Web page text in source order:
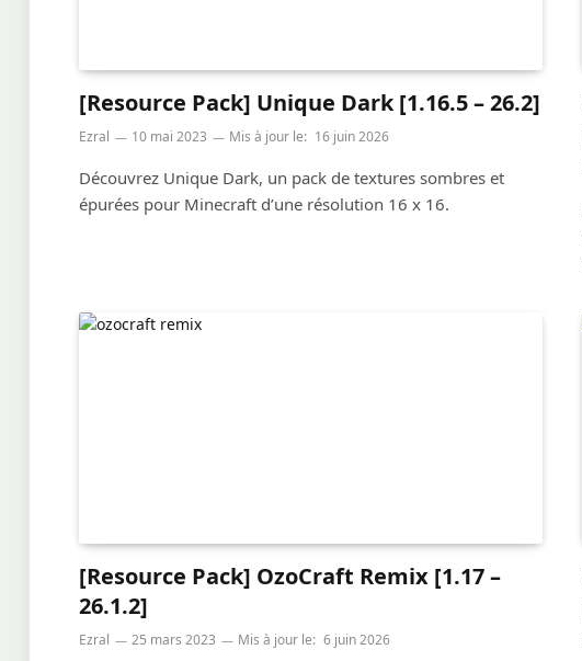
[Resource Pack] Unique Dark [1.16.5 – 26.2]
Ezral 10 mai 2023 Mis à jour le: 16 juin 2026
Découvrez Unique Dark, un pack de textures sombres et
épurées pour Minecraft d’une résolution 16 x 16.
[Resource Pack] OzoCraft Remix [1.17 –
26.1.2]
Ezral 25 mars 2023 Mis à jour le: 6 juin 2026